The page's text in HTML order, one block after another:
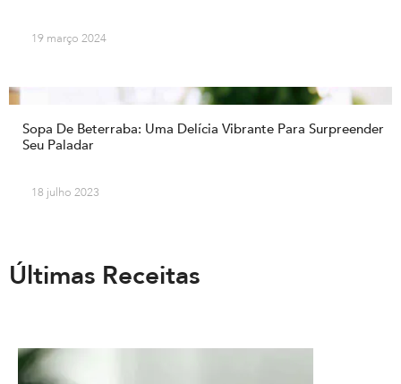
19 março 2024
Sopa De Beterraba: Uma Delícia Vibrante Para Surpreender
Seu Paladar
18 julho 2023
Últimas Receitas